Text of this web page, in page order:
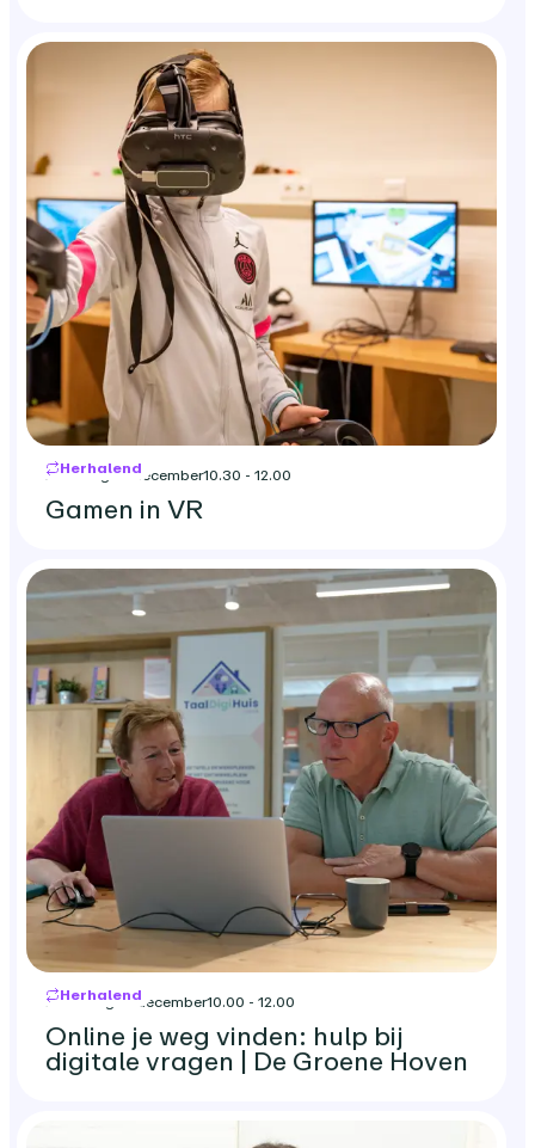
Herhalend
zaterdag 19 december10.30 - 12.00
Gamen in VR
Herhalend
maandag 21 december10.00 - 12.00
Online je weg vinden: hulp bij
digitale vragen | De Groene Hoven